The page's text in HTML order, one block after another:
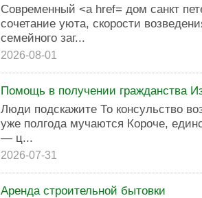
Современный <a href= дом санкт
сочетание уюта, скорости
семейного заг...
2026-08-01
Помощь в получении гражданства
Люди подскажите То консульство
уже полгода мучаются Короче,
— ц...
2026-07-31
Аренда строительной бытовки